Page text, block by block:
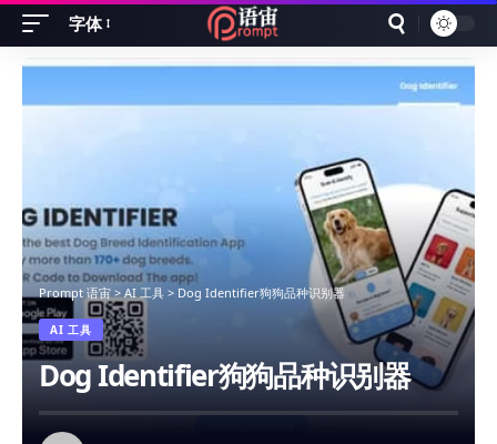
Font
Resizer
字体
Prompt 语宙 > AI 工具 > Dog Identifier狗狗品种识别器
AI 工具
Dog Identifier狗狗品种识别器